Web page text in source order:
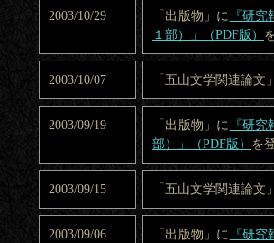
2003/10/29 「出版物」に
『研
１部）」（PDF版）
2003/10/07 「五山文学関連論文
2003/09/19 「出版物」に
『研
部）」（PDF版） を
2003/09/15 「五山文学関連論文
2003/09/06 「出版物」に
『研